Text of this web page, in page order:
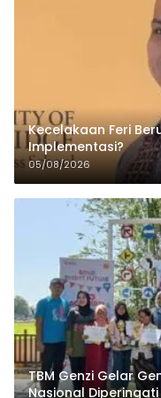
Kecelakaan Feri
Implementasi?
05/08/2026
TBM Genzi Gelar
Nasional